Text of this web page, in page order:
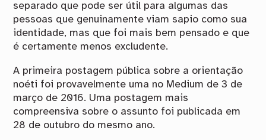
separado que pode ser útil para algumas das
pessoas que genuinamente viam sapio como sua
identidade, mas que foi mais bem pensado e que
é certamente menos excludente.
A primeira postagem pública sobre a orientação
noéti foi provavelmente uma no Medium de 3 de
março de 2016. Uma postagem mais
compreensiva sobre o assunto foi publicada em
28 de outubro do mesmo ano.